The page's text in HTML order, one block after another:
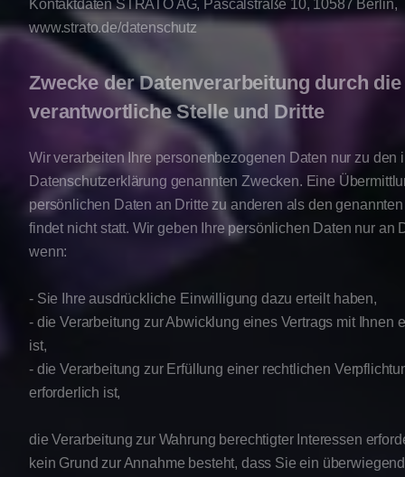
Kontaktdaten STRATO AG, Pascalstraße 10, 10587 Berlin,
www.strato.de/datenschutz
Zwecke der Datenverarbeitung durch die
verantwortliche Stelle und Dritte
Wir verarbeiten Ihre personenbezogenen Daten nur zu den
Datenschutzerklärung genannten Zwecken. Eine
persönlichen Daten an Dritte zu anderen als den
findet nicht statt. Wir geben Ihre persönlichen Daten nur an
wenn:
- Sie Ihre ausdrückliche Einwilligung dazu erteilt haben,
- die Verarbeitung zur Abwicklung eines Vertrags mit Ihnen
ist,
- die Verarbeitung zur Erfüllung einer rechtlichen
erforderlich ist,
die Verarbeitung zur Wahrung berechtigter Interessen
kein Grund zur Annahme besteht, dass Sie ein